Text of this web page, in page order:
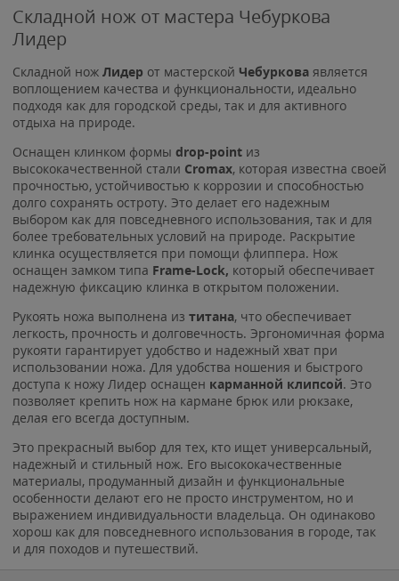
Складной нож от мастера Чебуркова
Лидер
Складной нож Лидер от мастерской Чебуркова является
воплощением качества и функциональности, идеально
подходя как для городской среды, так и для активного
отдыха на природе.
Оснащен клинком формы drop-point из
высококачественной стали Cromax, которая известна своей
прочностью, устойчивостью к коррозии и способностью
долго сохранять остроту. Это делает его надежным
выбором как для повседневного использования, так и для
более требовательных условий на природе. Раскрытие
клинка осуществляется при помощи флиппера. Нож
оснащен замком типа Frame-Lock, который обеспечивает
надежную фиксацию клинка в открытом положении.
Рукоять ножа выполнена из титана, что обеспечивает
легкость, прочность и долговечность. Эргономичная форма
рукояти гарантирует удобство и надежный хват при
использовании ножа. Для удобства ношения и быстрого
доступа к ножу Лидер оснащен карманной клипсой. Это
позволяет крепить нож на кармане брюк или рюкзаке,
делая его всегда доступным.
Это прекрасный выбор для тех, кто ищет универсальный,
надежный и стильный нож. Его высококачественные
материалы, продуманный дизайн и функциональные
особенности делают его не просто инструментом, но и
выражением индивидуальности владельца. Он одинаково
хорош как для повседневного использования в городе, так
и для походов и путешествий.